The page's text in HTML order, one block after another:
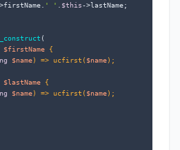
' ' $this->lastName;
(
$firstName {
$name) => ucfirst( $name);
$lastName {
$name) => ucfirst( $name);